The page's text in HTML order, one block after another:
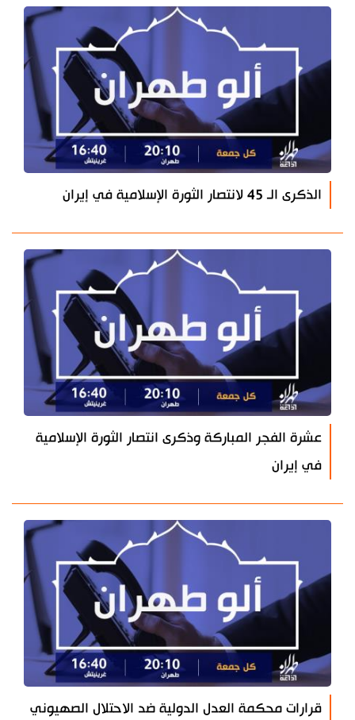
الذكرى الـ 45 لانتصار الثورة الإسلامية في إيران
عشرة الفجر المباركة وذكرى انتصار الثورة الإسلامية
في إيران
قرارات محكمة العدل الدولية ضد الاحتلال الصهيوني